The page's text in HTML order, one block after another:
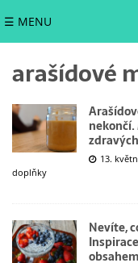
☰ MENU
arašídové
13.
doplňky
Nevíte,